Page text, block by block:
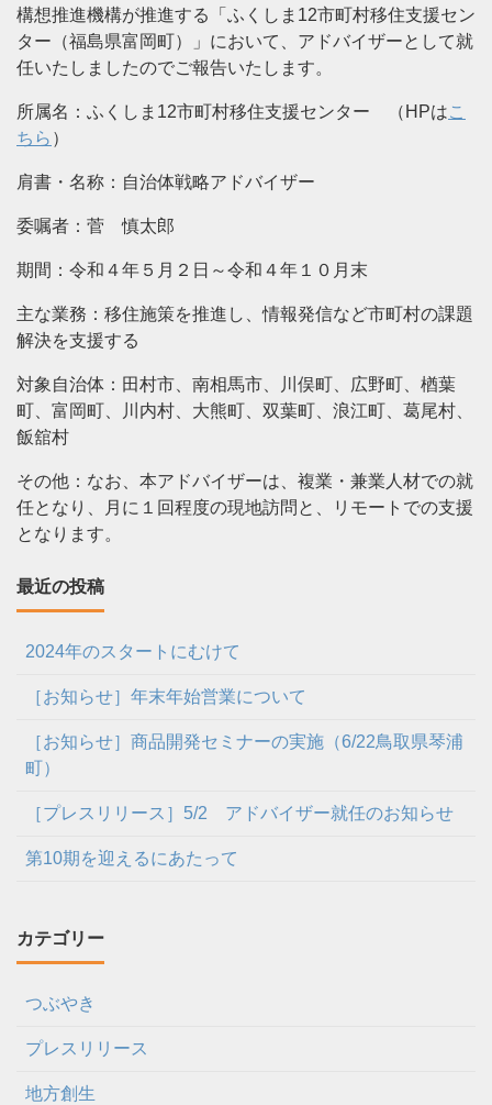
構想推進機構が推進する「ふくしま12市町村移住支援セン
ター（福島県富岡町）」において、アドバイザーとして就
任いたしましたのでご報告いたします。
所属名：ふくしま12市町村移住支援センター （HPはこ
ちら ）
肩書・名称：自治体戦略アドバイザー
委嘱者：菅 慎太郎
期間：令和４年５月２日～令和４年１０月末
主な業務：移住施策を推進し、情報発信など市町村の課題
解決を支援する
対象自治体：田村市、南相馬市、川俣町、広野町、楢葉
町、富岡町、川内村、大熊町、双葉町、浪江町、葛尾村、
飯舘村
その他：なお、本アドバイザーは、複業・兼業人材での就
任となり、月に１回程度の現地訪問と、リモートでの支援
となります。
最近の投稿
2024年のスタートにむけて
［お知らせ］年末年始営業について
［お知らせ］商品開発セミナーの実施（6/22鳥取県琴浦
町）
［プレスリリース］5/2 アドバイザー就任のお知らせ
第10期を迎えるにあたって
カテゴリー
つぶやき
プレスリリース
地方創生